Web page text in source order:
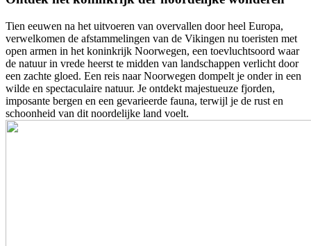
Tien eeuwen na het uitvoeren van overvallen door heel Europa,
verwelkomen de afstammelingen van de Vikingen nu toeristen met
open armen in het koninkrijk Noorwegen, een toevluchtsoord waar
de natuur in vrede heerst te midden van landschappen verlicht door
een zachte gloed. Een reis naar Noorwegen dompelt je onder in een
wilde en spectaculaire natuur. Je ontdekt majestueuze fjorden,
imposante bergen en een gevarieerde fauna, terwijl je de rust en
schoonheid van dit noordelijke land voelt.